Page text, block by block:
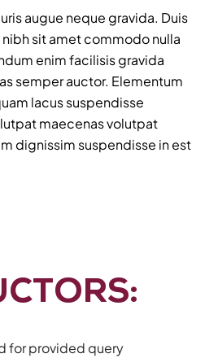
augue neque gravida. Duis
sit amet commodo nulla
enim facilisis gravida
semper auctor. Elementum
lacus suspendisse
maecenas volutpat
dignissim suspendisse in est
for provided query